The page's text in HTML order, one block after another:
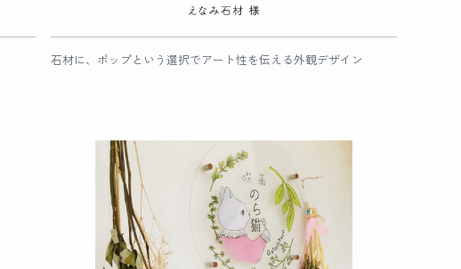
石材に、ポップという選択でアート性を伝える外観デザイン